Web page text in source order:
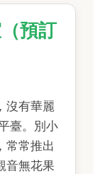
預訂
，沒有華麗
臺。別小
常常推出
音無花果